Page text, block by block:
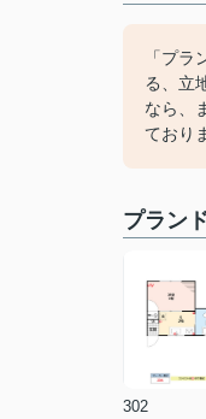
「プ
る、立
なら、
ており
プラン
302